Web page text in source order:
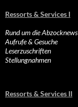
Ressorts & Services I
Rund um die Abzocknews
Aufrufe & Gesuche
Leserzuschriften
Stellungnahmen
Ressorts & Services II